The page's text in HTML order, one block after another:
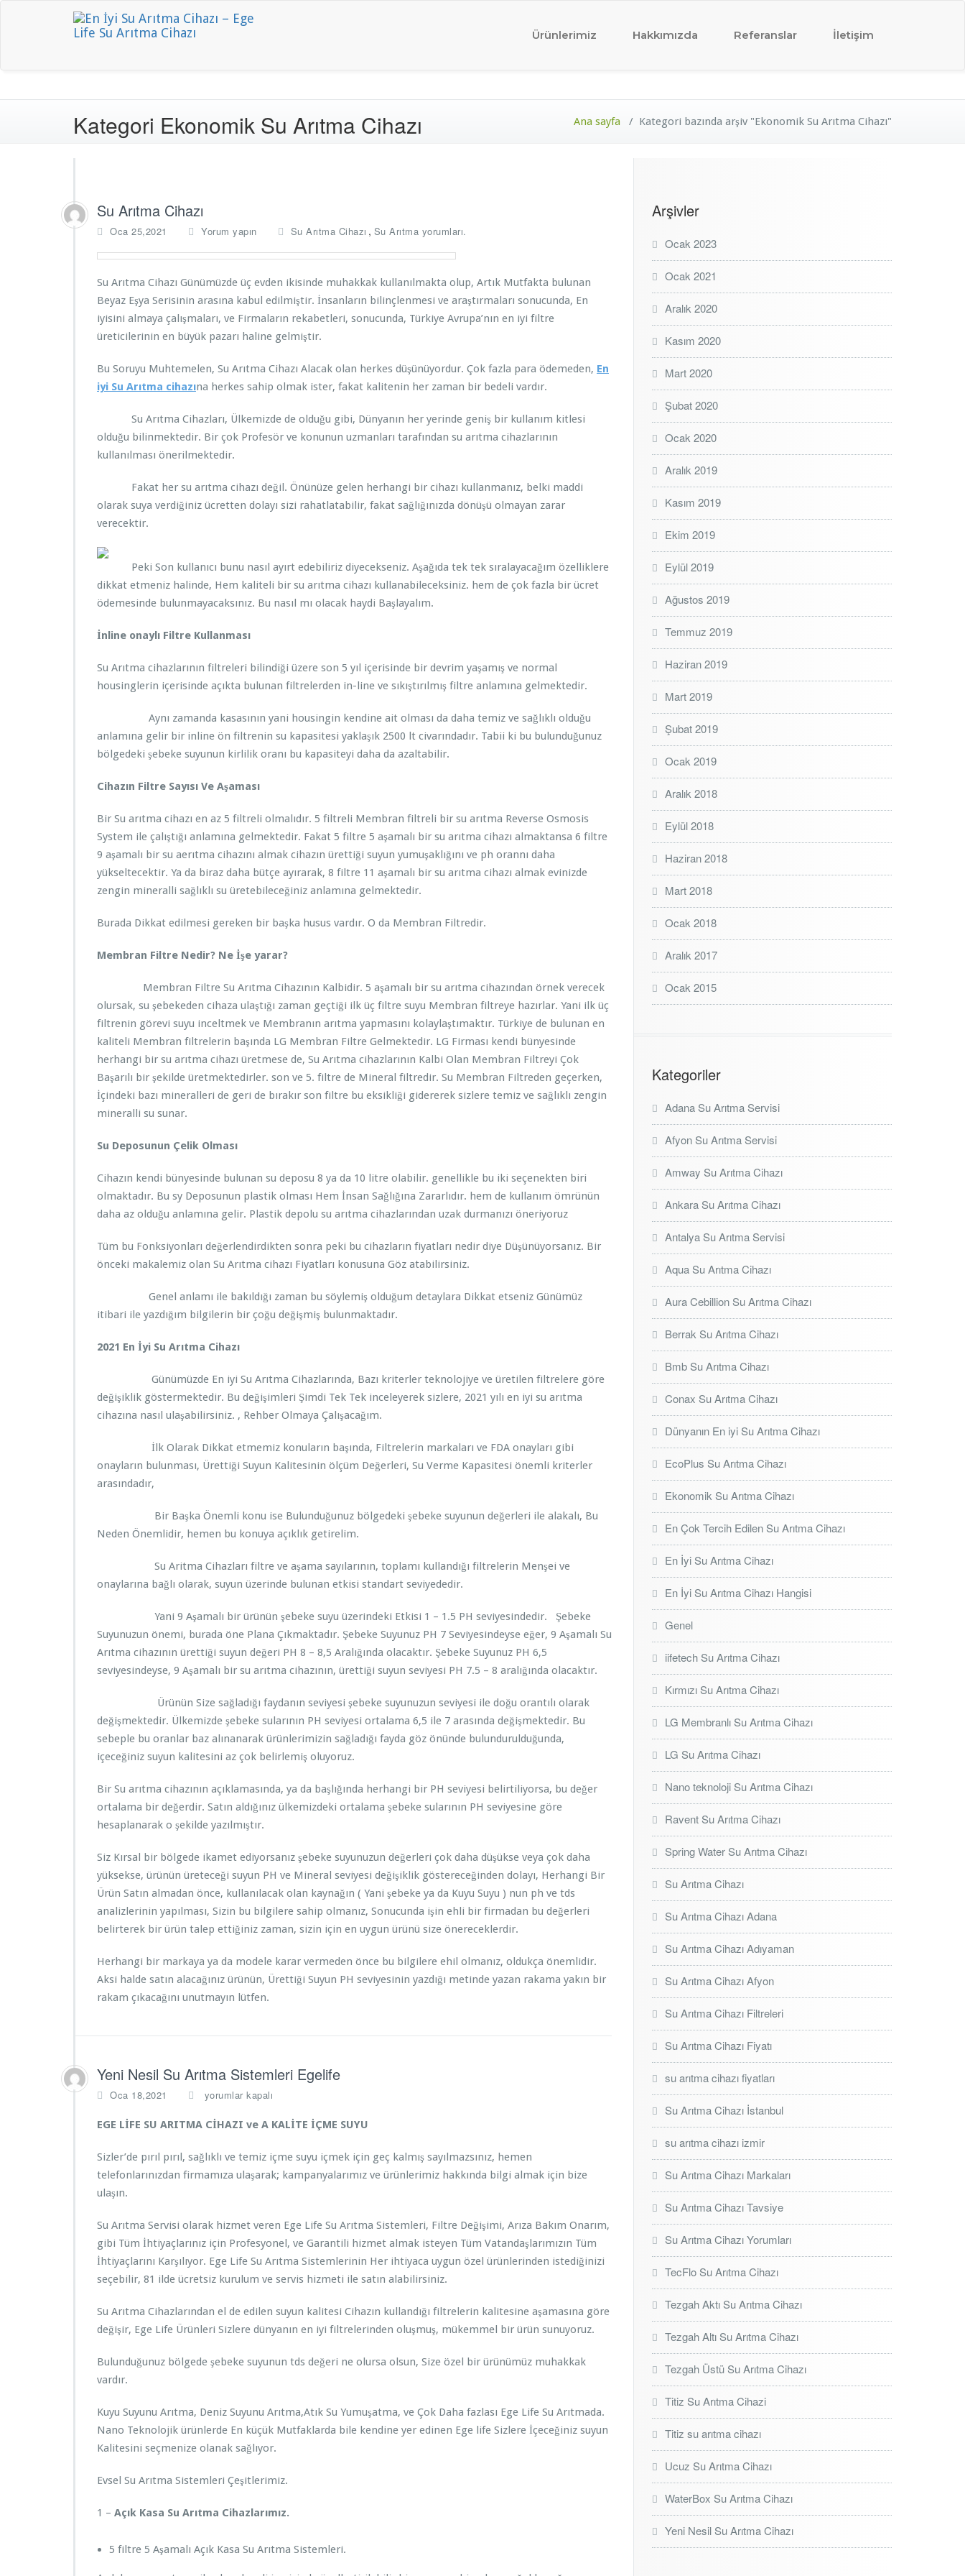
En İyi Su Arıtma Cihazı – Ege Life Su Arıtma Cihazı
Ürünlerimiz Hakkımızda Referanslar İletişim
Kategori Ekonomik Su Arıtma Cihazı Ana sayfa / Kategori bazında arşiv "Ekonomik Su Arıtma Cihazı"
Su Arıtma Cihazı
Oca 25,2021 Yorum yapın Su Arıtma Cihazı , Su Arıtma yorumları.
Su Arıtma Cihazı Günümüzde üç evden ikisinde muhakkak kullanılmakta olup, Artık Mutfakta bulunan
Beyaz Eşya Serisinin arasına kabul edilmiştir. İnsanların bilinçlenmesi ve araştırmaları sonucunda, En
iyisini almaya çalışmaları, ve Firmaların rekabetleri, sonucunda, Türkiye Avrupa’nın en iyi filtre
üreticilerinin en büyük pazarı haline gelmiştir.
Bu Soruyu Muhtemelen, Su Arıtma Cihazı Alacak olan herkes düşünüyordur. Çok fazla para ödemeden, En
iyi Su Arıtma cihazına herkes sahip olmak ister, fakat kalitenin her zaman bir bedeli vardır.
Su Arıtma Cihazları, Ülkemizde de olduğu gibi, Dünyanın her yerinde geniş bir kullanım kitlesi
olduğu bilinmektedir. Bir çok Profesör ve konunun uzmanları tarafından su arıtma cihazlarının
kullanılması önerilmektedir.
Fakat her su arıtma cihazı değil. Önünüze gelen herhangi bir cihazı kullanmanız, belki maddi
olarak suya verdiğiniz ücretten dolayı sizi rahatlatabilir, fakat sağlığınızda dönüşü olmayan zarar
verecektir.
Peki Son kullanıcı bunu nasıl ayırt edebiliriz diyecekseniz. Aşağıda tek tek sıralayacağım özelliklere
dikkat etmeniz halinde, Hem kaliteli bir su arıtma cihazı kullanabileceksiniz. hem de çok fazla bir ücret
ödemesinde bulunmayacaksınız. Bu nasıl mı olacak haydi Başlayalım.
İnline onaylı Filtre Kullanması
Su Arıtma cihazlarının filtreleri bilindiği üzere son 5 yıl içerisinde bir devrim yaşamış ve normal
housinglerin içerisinde açıkta bulunan filtrelerden in-line ve sıkıştırılmış filtre anlamına gelmektedir.
Aynı zamanda kasasının yani housingin kendine ait olması da daha temiz ve sağlıklı olduğu
anlamına gelir bir inline ön filtrenin su kapasitesi yaklaşık 2500 lt civarındadır. Tabii ki bu bulunduğunuz
bölgedeki şebeke suyunun kirlilik oranı bu kapasiteyi daha da azaltabilir.
Cihazın Filtre Sayısı Ve Aşaması
Bir Su arıtma cihazı en az 5 filtreli olmalıdır. 5 filtreli Membran filtreli bir su arıtma Reverse Osmosis
System ile çalıştığı anlamına gelmektedir. Fakat 5 filtre 5 aşamalı bir su arıtma cihazı almaktansa 6 filtre
9 aşamalı bir su aerıtma cihazını almak cihazın ürettiği suyun yumuşaklığını ve ph orannı daha
yükseltecektir. Ya da biraz daha bütçe ayırarak, 8 filtre 11 aşamalı bir su arıtma cihazı almak evinizde
zengin mineralli sağlıklı su üretebileceğiniz anlamına gelmektedir.
Burada Dikkat edilmesi gereken bir başka husus vardır. O da Membran Filtredir.
Membran Filtre Nedir? Ne İşe yarar?
Membran Filtre Su Arıtma Cihazının Kalbidir. 5 aşamalı bir su arıtma cihazından örnek verecek
olursak, su şebekeden cihaza ulaştığı zaman geçtiği ilk üç filtre suyu Membran filtreye hazırlar. Yani ilk üç
filtrenin görevi suyu inceltmek ve Membranın arıtma yapmasını kolaylaştımaktır. Türkiye de bulunan en
kaliteli Membran filtrelerin başında LG Membran Filtre Gelmektedir. LG Firması kendi bünyesinde
herhangi bir su arıtma cihazı üretmese de, Su Arıtma cihazlarının Kalbi Olan Membran Filtreyi Çok
Başarılı bir şekilde üretmektedirler. son ve 5. filtre de Mineral filtredir. Su Membran Filtreden geçerken,
İçindeki bazı mineralleri de geri de bırakır son filtre bu eksikliği gidererek sizlere temiz ve sağlıklı zengin
mineralli su sunar.
Su Deposunun Çelik Olması
Cihazın kendi bünyesinde bulunan su deposu 8 ya da 10 litre olabilir. genellikle bu iki seçenekten biri
olmaktadır. Bu sy Deposunun plastik olması Hem İnsan Sağlığına Zararlıdır. hem de kullanım ömrünün
daha az olduğu anlamına gelir. Plastik depolu su arıtma cihazlarından uzak durmanızı öneriyoruz
Tüm bu Fonksiyonları değerlendirdikten sonra peki bu cihazların fiyatları nedir diye Düşünüyorsanız. Bir
önceki makalemiz olan Su Arıtma cihazı Fiyatları konusuna Göz atabilirsiniz.
Genel anlamı ile bakıldığı zaman bu söylemiş olduğum detaylara Dikkat etseniz Günümüz
itibari ile yazdığım bilgilerin bir çoğu değişmiş bulunmaktadır.
2021 En İyi Su Arıtma Cihazı
Günümüzde En iyi Su Arıtma Cihazlarında, Bazı kriterler teknolojiye ve üretilen filtrelere göre
değişiklik göstermektedir. Bu değişimleri Şimdi Tek Tek inceleyerek sizlere, 2021 yılı en iyi su arıtma
cihazına nasıl ulaşabilirsiniz. , Rehber Olmaya Çalışacağım.
İlk Olarak Dikkat etmemiz konuların başında, Filtrelerin markaları ve FDA onayları gibi
onayların bulunması, Ürettiği Suyun Kalitesinin ölçüm Değerleri, Su Verme Kapasitesi önemli kriterler
arasındadır,
Bir Başka Önemli konu ise Bulunduğunuz bölgedeki şebeke suyunun değerleri ile alakalı, Bu
Neden Önemlidir, hemen bu konuya açıklık getirelim.
Su Aritma Cihazları filtre ve aşama sayılarının, toplamı kullandığı filtrelerin Menşei ve
onaylarına bağlı olarak, suyun üzerinde bulunan etkisi standart seviyededir.
Yani 9 Aşamalı bir ürünün şebeke suyu üzerindeki Etkisi 1 – 1.5 PH seviyesindedir. Şebeke
Suyunuzun önemi, burada öne Plana Çıkmaktadır. Şebeke Suyunuz PH 7 Seviyesindeyse eğer, 9 Aşamalı Su
Arıtma cihazının ürettiği suyun değeri PH 8 – 8,5 Aralığında olacaktır. Şebeke Suyunuz PH 6,5
seviyesindeyse, 9 Aşamalı bir su arıtma cihazının, ürettiği suyun seviyesi PH 7.5 – 8 aralığında olacaktır.
Ürünün Size sağladığı faydanın seviyesi şebeke suyunuzun seviyesi ile doğu orantılı olarak
değişmektedir. Ülkemizde şebeke sularının PH seviyesi ortalama 6,5 ile 7 arasında değişmektedir. Bu
sebeple bu oranlar baz alınanarak ürünlerimizin sağladığı fayda göz önünde bulundurulduğunda,
içeceğiniz suyun kalitesini az çok belirlemiş oluyoruz.
Bir Su arıtma cihazının açıklamasında, ya da başlığında herhangi bir PH seviyesi belirtiliyorsa, bu değer
ortalama bir değerdir. Satın aldığınız ülkemizdeki ortalama şebeke sularının PH seviyesine göre
hesaplanarak o şekilde yazılmıştır.
Siz Kırsal bir bölgede ikamet ediyorsanız şebeke suyunuzun değerleri çok daha düşükse veya çok daha
yüksekse, ürünün üreteceği suyun PH ve Mineral seviyesi değişiklik göstereceğinden dolayı, Herhangi Bir
Ürün Satın almadan önce, kullanılacak olan kaynağın ( Yani şebeke ya da Kuyu Suyu ) nun ph ve tds
analizlerinin yapılması, Sizin bu bilgilere sahip olmanız, Sonucunda işin ehli bir firmadan bu değerleri
belirterek bir ürün talep ettiğiniz zaman, sizin için en uygun ürünü size önereceklerdir.
Herhangi bir markaya ya da modele karar vermeden önce bu bilgilere ehil olmanız, oldukça önemlidir.
Aksi halde satın alacağınız ürünün, Ürettiği Suyun PH seviyesinin yazdığı metinde yazan rakama yakın bir
rakam çıkacağını unutmayın lütfen.
Yeni Nesil Su Arıtma Sistemleri Egelife
Oca 18,2021
Y
n
N
s
S
u
r
ı
m
a
s
m
l
r
E
e
f
yorumlar kapalı
EGE LİFE SU ARITMA CİHAZI ve A KALİTE İÇME SUYU
Sizler’de pırıl pırıl, sağlıklı ve temiz içme suyu içmek için geç kalmış sayılmazsınız, hemen
telefonlarınızdan firmamıza ulaşarak; kampanyalarımız ve ürünlerimiz hakkında bilgi almak için bize
ulaşın.
Su Arıtma Servisi olarak hizmet veren Ege Life Su Arıtma Sistemleri, Filtre Değişimi, Arıza Bakım Onarım,
gibi Tüm İhtiyaçlarınız için Profesyonel, ve Garantili hizmet almak isteyen Tüm Vatandaşlarımızın Tüm
İhtiyaçlarını Karşılıyor. Ege Life Su Arıtma Sistemlerinin Her ihtiyaca uygun özel ürünlerinden istediğinizi
seçebilir, 81 ilde ücretsiz kurulum ve servis hizmeti ile satın alabilirsiniz.
Su Arıtma Cihazlarından el de edilen suyun kalitesi Cihazın kullandığı filtrelerin kalitesine aşamasına göre
değişir, Ege Life Ürünleri Sizlere dünyanın en iyi filtrelerinden oluşmuş, mükemmel bir ürün sunuyoruz.
Bulunduğunuz bölgede şebeke suyunun tds değeri ne olursa olsun, Size özel bir ürünümüz muhakkak
vardır.
Kuyu Suyunu Arıtma, Deniz Suyunu Arıtma,Atık Su Yumuşatma, ve Çok Daha fazlası Ege Life Su Arıtmada.
Nano Teknolojik ürünlerde En küçük Mutfaklarda bile kendine yer edinen Ege life Sizlere İçeceğiniz suyun
Kalitesini seçmenize olanak sağlıyor.
Evsel Su Arıtma Sistemleri Çeşitlerimiz.
1 – Açık Kasa Su Arıtma Cihazlarımız.
5 filtre 5 Aşamalı Açık Kasa Su Arıtma Sistemleri.
Arşivler
Ocak 2023
Ocak 2021
Aralık 2020
Kasım 2020
Mart 2020
Şubat 2020
Ocak 2020
Aralık 2019
Kasım 2019
Ekim 2019
Eylül 2019
Ağustos 2019
Temmuz 2019
Haziran 2019
Mart 2019
Şubat 2019
Ocak 2019
Aralık 2018
Eylül 2018
Haziran 2018
Mart 2018
Ocak 2018
Aralık 2017
Ocak 2015
Kategoriler
Adana Su Arıtma Servisi
Afyon Su Arıtma Servisi
Amway Su Arıtma Cihazı
Ankara Su Arıtma Cihazı
Antalya Su Arıtma Servisi
Aqua Su Arıtma Cihazı
Aura Cebillion Su Arıtma Cihazı
Berrak Su Arıtma Cihazı
Bmb Su Arıtma Cihazı
Conax Su Arıtma Cihazı
Dünyanın En iyi Su Arıtma Cihazı
EcoPlus Su Arıtma Cihazı
Ekonomik Su Arıtma Cihazı
En Çok Tercih Edilen Su Arıtma Cihazı
En İyi Su Arıtma Cihazı
En İyi Su Arıtma Cihazı Hangisi
Genel
iifetech Su Arıtma Cihazı
Kırmızı Su Arıtma Cihazı
LG Membranlı Su Arıtma Cihazı
LG Su Arıtma Cihazı
Nano teknoloji Su Arıtma Cihazı
Ravent Su Arıtma Cihazı
Spring Water Su Arıtma Cihazı
Su Arıtma Cihazı
Su Arıtma Cihazı Adana
Su Arıtma Cihazı Adıyaman
Su Arıtma Cihazı Afyon
Su Arıtma Cihazı Filtreleri
Su Arıtma Cihazı Fiyatı
su arıtma cihazı fiyatları
Su Arıtma Cihazı İstanbul
su arıtma cihazı izmir
Su Arıtma Cihazı Markaları
Su Arıtma Cihazı Tavsiye
Su Arıtma Cihazı Yorumları
TecFlo Su Arıtma Cihazı
Tezgah Aktı Su Arıtma Cihazı
Tezgah Altı Su Arıtma Cihazı
Tezgah Üstü Su Arıtma Cihazı
Titiz Su Arıtma Cihazi
Titiz su arıtma cihazı
Ucuz Su Arıtma Cihazı
WaterBox Su Arıtma Cihazı
Yeni Nesil Su Arıtma Cihazı